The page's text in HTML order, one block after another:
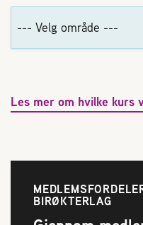
Les mer om hvilke kurs
BIRØKTERLAG